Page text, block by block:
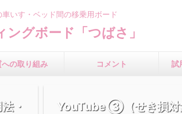
いす・ベッド間の移乗用ボード
ングボード「つばさ」
への取り組み コメント 試
・
YouTube ③（せき損対